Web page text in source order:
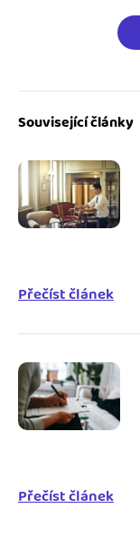
Související články
Přečíst článek
Přečíst článek